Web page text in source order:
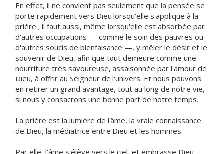
En effet, il ne convient pas seulement que la pensée se
porte rapidement vers Dieu lorsqu'elle s'applique à la
prière ; il faut aussi, même lorsqu'elle est absorbée par
d'autres occupations — comme le soin des pauvres ou
d'autres soucis de bienfaisance —, y mêler le désir et le
souvenir de Dieu, afin que tout demeure comme une
nourriture très savoureuse, assaisonnée par l'amour de
Dieu, à offrir au Seigneur de l'univers. Et nous pouvons
en retirer un grand avantage, tout au long de notre vie,
si nous y consacrons une bonne part de notre temps.
La prière est la lumière de l'âme, la vraie connaissance
de Dieu, la médiatrice entre Dieu et les hommes.
Par elle, l'âme s'élève vers le ciel, et embrasse Dieu